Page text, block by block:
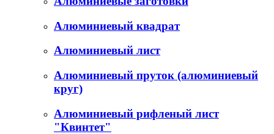
Алюминиевый квадрат
Алюминиевый лист
Алюминиевый пруток (алюминиевый
круг)
Алюминиевый рифленый лист
"Квинтет"